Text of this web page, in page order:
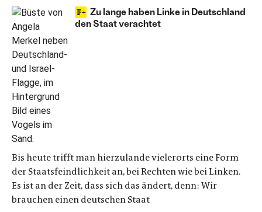
Zu lange haben Linke in Deutschland
den Staat verachtet
Bis heute trifft man hierzulande vielerorts eine Form
der Staatsfeindlichkeit an, bei Rechten wie bei Linken.
Es ist an der Zeit, dass sich das ändert, denn: Wir
brauchen einen deutschen Staat